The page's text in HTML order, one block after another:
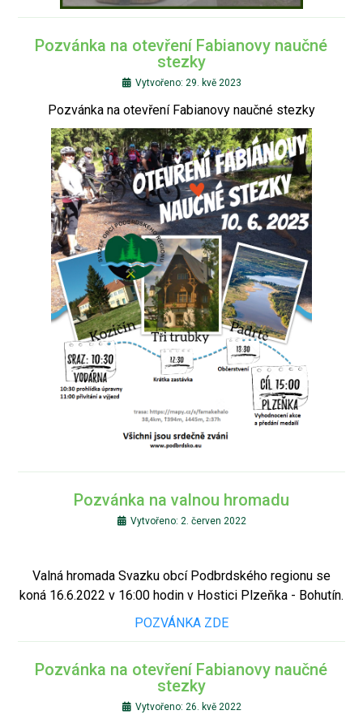
Pozvánka na otevření Fabianovy naučné
stezky
Vytvořeno: 29. kvě 2023
Pozvánka na otevření Fabianovy naučné stezky
Pozvánka na valnou hromadu
Vytvořeno: 2. červen 2022
Valná hromada Svazku obcí Podbrdského regionu se
koná 16.6.2022 v 16:00 hodin v Hostici Plzeňka - Bohutín.
POZVÁNKA ZDE
Pozvánka na otevření Fabianovy naučné
stezky
Vytvořeno: 26. kvě 2022